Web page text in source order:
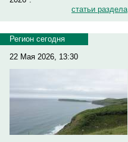
статьи раздела
Регион сегодня
22 Мая 2026, 13:30